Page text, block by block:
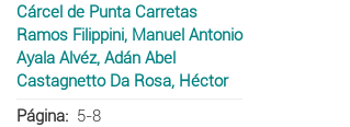
Cárcel de Punta Carretas
Ramos Filippini, Manuel Antonio
Ayala Alvéz, Adán Abel
Castagnetto Da Rosa, Héctor
Página
5-8